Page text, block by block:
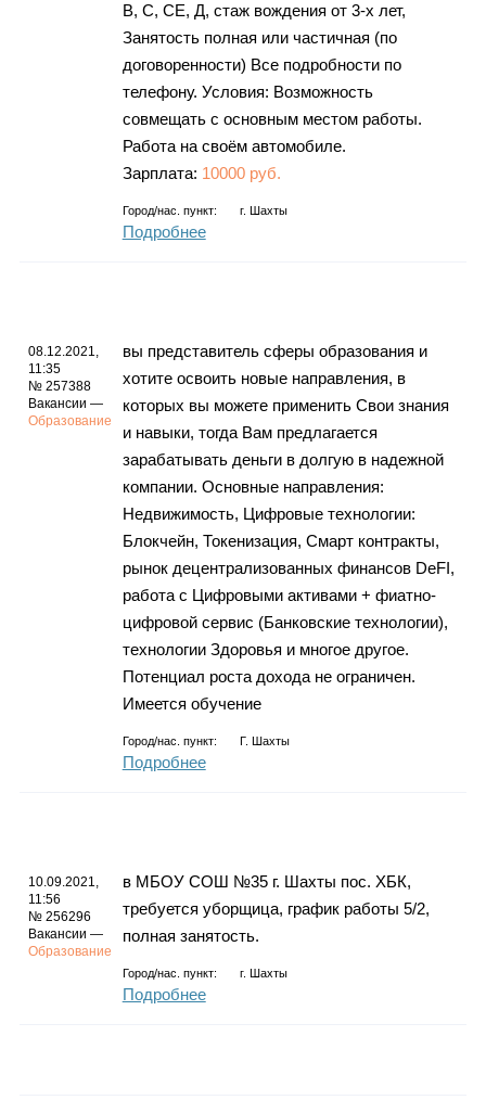
В, С, СЕ, Д, стаж вождения от 3-х лет,
Занятость полная или частичная (по
договоренности) Все подробности по
телефону. Условия: Возможность
совмещать с основным местом работы.
Работа на своём автомобиле.
Зарплата: 10000 руб.
Город/нас. пункт: г. Шахты
Подробнее
08.12.2021,
11:35
№ 257388
Вакансии —
Образование
вы представитель сферы образования и
хотите освоить новые направления, в
которых вы можете применить Свои знания
и навыки, тогда Вам предлагается
зарабатывать деньги в долгую в надежной
компании. Основные направления:
Недвижимость, Цифровые технологии:
Блокчейн, Токенизация, Смарт контракты,
рынок децентрализованных финансов DeFI,
работа с Цифровыми активами + фиатно-
цифровой сервис (Банковские технологии),
технологии Здоровья и многое другое.
Потенциал роста дохода не ограничен.
Имеется обучение
Город/нас. пункт: Г. Шахты
Подробнее
10.09.2021,
11:56
№ 256296
Вакансии —
Образование
в МБОУ СОШ №35 г. Шахты пос. ХБК,
требуется уборщица, график работы 5/2,
полная занятость.
Город/нас. пункт: г. Шахты
Подробнее